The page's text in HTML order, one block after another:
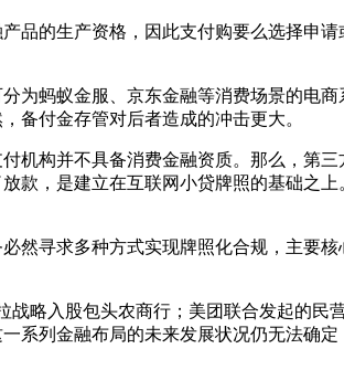
的生产资格，因此支付购要么选择申请
蚂蚁金服、京东金融等消费场景的电商
备付金存管对后者造成的冲击更大。
构并不具备消费金融资质。那么，第三
款，是建立在互联网小贷牌照的基础之
寻求多种方式实现牌照化合规，主要核
战略入股包头农商行；美团联合发起的民
系列金融布局的未来发展状况仍无法确